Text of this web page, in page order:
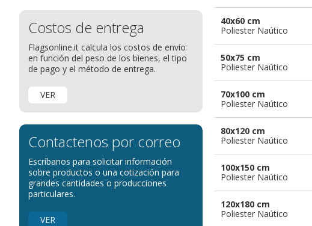
banderas para barcos
banderas para eventos
banderas para bicicletas
Banderas para concesionarios
Banderas para tiendas
banderas para Palios
banderas para religiosas
Administraciones Públicas
Banderas para embajadas
banderas para parques
banderas para grupos musicales
Glosario de banderas
Come disporre le bandiere
Dimensiones de las banderas
Costos de entrega
Flagsonline.it calcula los costos de envío
en función del peso de los bienes, el tipo
de pago y el método de entrega.
VER
Contactenos por correo
Escríbanos para solicitar información
sobre productos o una cotización para
grandes cantidades o producciones
particulares.
VER
40x60 cm
Poliester Naútico
50x75 cm
Poliester Naútico
70x100 cm
Poliester Naútico
80x120 cm
Poliester Naútico
100x150 cm
Poliester Naútico
120x180 cm
Poliester Naútico